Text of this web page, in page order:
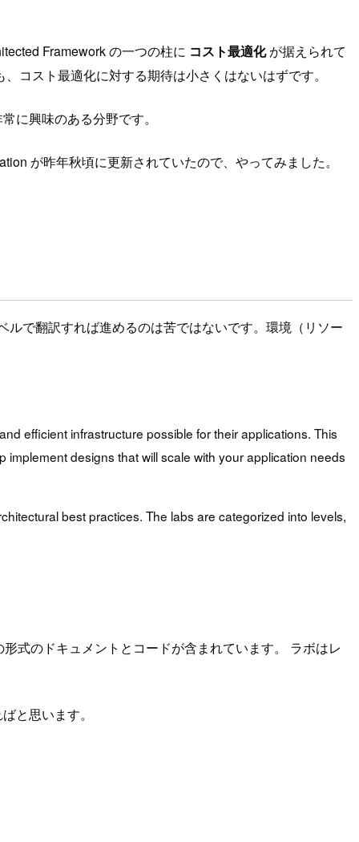
Framework の一つの柱に コスト最適化が据えられて
コスト最適化に対する期待は小さくはないはずです。
に興味のある分野です。
が昨年秋頃に更新されていたので、やってみました。
で翻訳すれば進めるのは苦ではないです。環境（リソー
efficient infrastructure possible for their applications. This
designs that will scale with your application needs
best practices. The labs are categorized into levels,
式のドキュメントとコードが含まれています。 ラボはレ
と思います。